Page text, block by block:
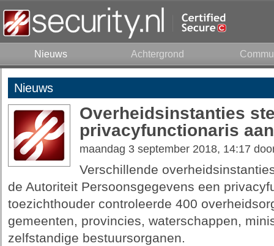
Nieuws Achtergrond
Nieuws
Overheidsinstanties
privacyfunctionaris
maandag 3 september 2018, 14:17
Verschillende
de Autoriteit Persoonsgegevens een
toezichthouder controleerde 400
gemeenten, provincies, waterschappen,
zelfstandige bestuursorganen.